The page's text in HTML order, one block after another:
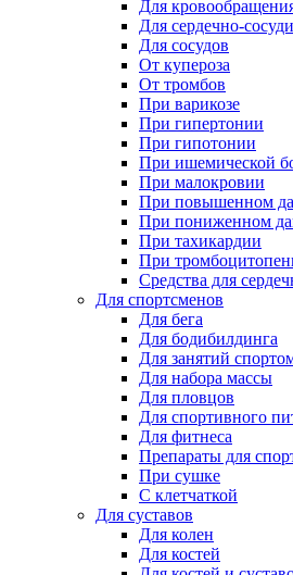
Для
Для сердечно-
Для сосудов
От купероза
От тромбов
При варикозе
При гипертонии
При гипотонии
При ишемической
При малокровии
При повышенном
При пониженном
При тахикардии
При
Средства для
Для спортсменов
Для бега
Для бодибилдинга
Для занятий
Для набора массы
Для пловцов
Для спортивного
Для фитнеса
Препараты для
При сушке
С клетчаткой
Для суставов
Для колен
Для костей